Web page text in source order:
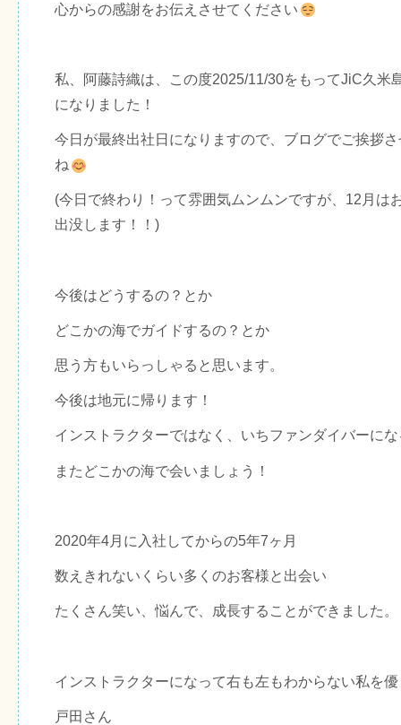
心からの感謝をお伝えさせてください
私、阿藤詩織は、この度2025/11/30をもってJiC久米
になりました！
今日が最終出社日になりますので、ブログでご挨拶
ね
(今日で終わり！って雰囲気ムンムンですが、12月は
出没します！！)
今後はどうするの？とか
どこかの海でガイドするの？とか
思う方もいらっしゃると思います。
今後は地元に帰ります！
インストラクターではなく、いちファンダイバーに
またどこかの海で会いましょう！
2020年4月に入社してからの5年7ヶ月
数えきれないくらい多くのお客様と出会い
たくさん笑い、悩んで、成長することができました。
インストラクターになって右も左もわからない私を
戸田さん